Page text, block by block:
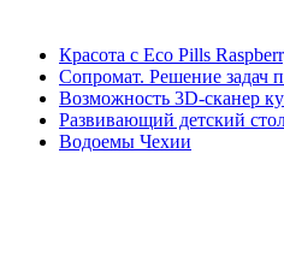
Красота с Eco Pills
Сопромат. Решение задач
Возможность 3D-сканер
Развивающий детский
Водоемы Чехии